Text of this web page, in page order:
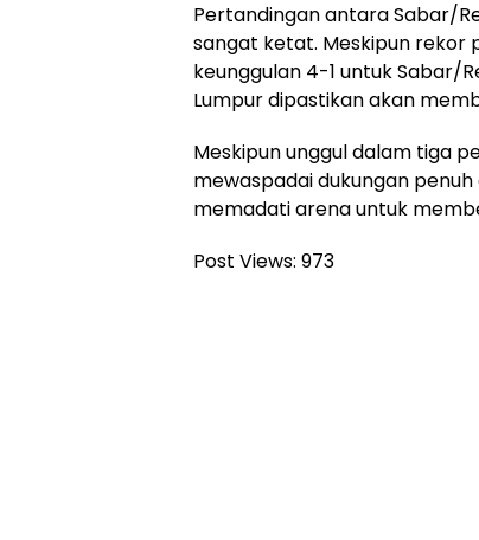
Pertandingan antara Sabar/
sangat ketat. Meskipun rekor
keunggulan 4-1 untuk Sabar/
Lumpur dipastikan akan
Meskipun unggul dalam tiga
mewaspadai dukungan
memadati arena untuk
Post Views: 973